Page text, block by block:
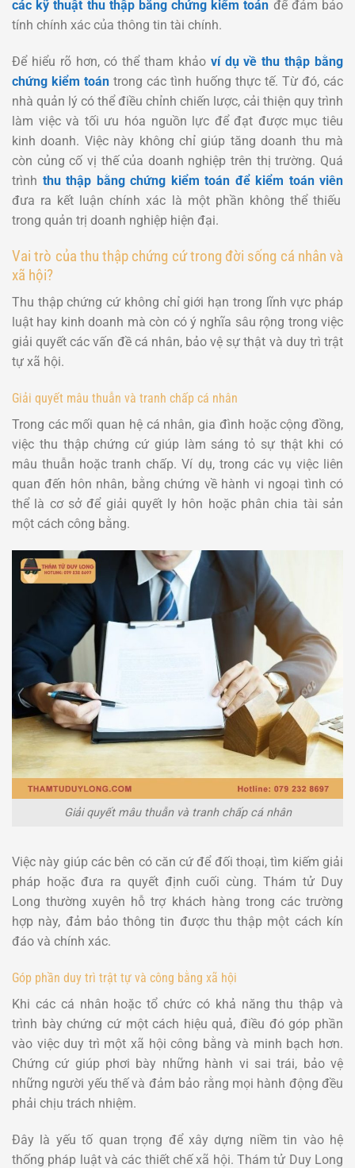
các kỹ thuật thu thập bằng chứng kiểm toán để đảm bảo
tính chính xác của thông tin tài chính.
Để hiểu rõ hơn, có thể tham khảo ví dụ về thu thập bằng
chứng kiểm toán trong các tình huống thực tế. Từ đó, các
nhà quản lý có thể điều chỉnh chiến lược, cải thiện quy trình
làm việc và tối ưu hóa nguồn lực để đạt được mục tiêu
kinh doanh. Việc này không chỉ giúp tăng doanh thu mà
còn củng cố vị thế của doanh nghiệp trên thị trường. Quá
trình thu thập bằng chứng kiểm toán để kiểm toán viên
đưa ra kết luận chính xác là một phần không thể thiếu
trong quản trị doanh nghiệp hiện đại.
Vai trò của thu thập chứng cứ trong đời sống cá nhân và
xã hội?
Thu thập chứng cứ không chỉ giới hạn trong lĩnh vực pháp
luật hay kinh doanh mà còn có ý nghĩa sâu rộng trong việc
giải quyết các vấn đề cá nhân, bảo vệ sự thật và duy trì trật
tự xã hội.
Giải quyết mâu thuẫn và tranh chấp cá nhân
Trong các mối quan hệ cá nhân, gia đình hoặc cộng đồng,
việc thu thập chứng cứ giúp làm sáng tỏ sự thật khi có
mâu thuẫn hoặc tranh chấp. Ví dụ, trong các vụ việc liên
quan đến hôn nhân, bằng chứng về hành vi ngoại tình có
thể là cơ sở để giải quyết ly hôn hoặc phân chia tài sản
một cách công bằng.
Giải quyết mâu thuẫn và tranh chấp cá nhân
Việc này giúp các bên có căn cứ để đối thoại, tìm kiếm giải
pháp hoặc đưa ra quyết định cuối cùng. Thám tử Duy
Long thường xuyên hỗ trợ khách hàng trong các trường
hợp này, đảm bảo thông tin được thu thập một cách kín
đáo và chính xác.
Góp phần duy trì trật tự và công bằng xã hội
Khi các cá nhân hoặc tổ chức có khả năng thu thập và
trình bày chứng cứ một cách hiệu quả, điều đó góp phần
vào việc duy trì một xã hội công bằng và minh bạch hơn.
Chứng cứ giúp phơi bày những hành vi sai trái, bảo vệ
những người yếu thế và đảm bảo rằng mọi hành động đều
phải chịu trách nhiệm.
Đây là yếu tố quan trọng để xây dựng niềm tin vào hệ
thống pháp luật và các thiết chế xã hội. Thám tử Duy Long